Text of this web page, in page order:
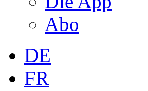
Abo
DE
FR